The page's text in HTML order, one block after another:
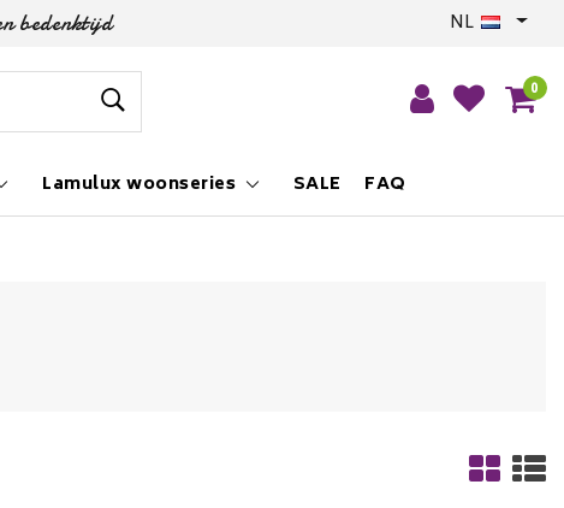
bedenktijd NL
0
Lamulux woonseries SALE FAQ